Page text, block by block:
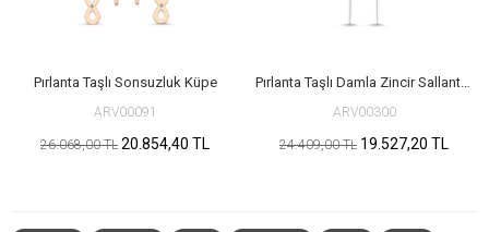
Pırlanta Taşlı Sonsuzluk Küpe
ARV00091
26.068,00 TL 20.854,40 TL
Pırlanta Taşlı Damla Zincir Sallantılı Küpe
ARV00300
24.409,00 TL 19.527,20 TL